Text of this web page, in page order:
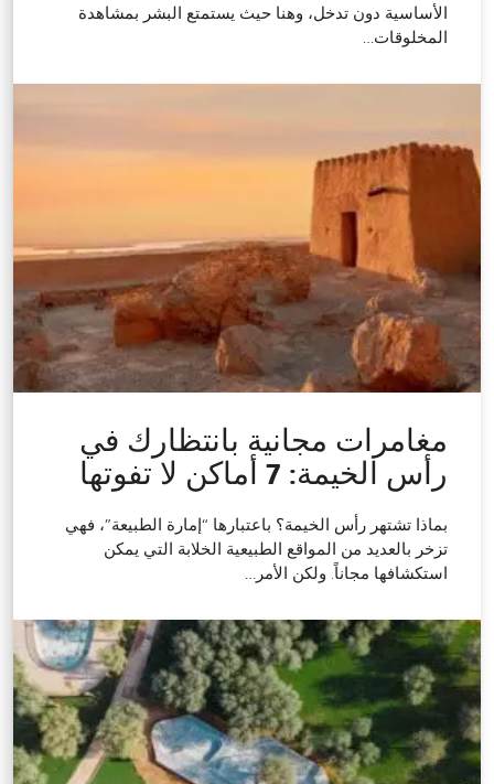
الأساسية دون تدخل، وهنا حيث يستمتع البشر بمشاهدة
المخلوقات…
مغامرات مجانية بانتظارك في
رأس الخيمة: 7 أماكن لا تفوتها
بماذا تشتهر رأس الخيمة؟ باعتبارها “إمارة الطبيعة”، فهي
تزخر بالعديد من المواقع الطبيعية الخلابة التي يمكن
استكشافها مجاناً. ولكن الأمر…